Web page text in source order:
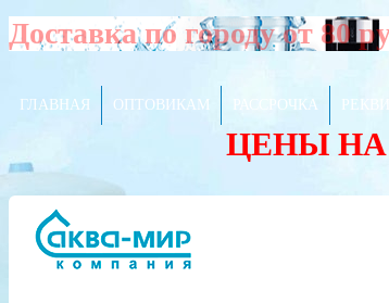
Доставка по городу от 80
ГЛАВНАЯ ОПТОВИКАМ РАССРОЧКА
ЦЕНЫ